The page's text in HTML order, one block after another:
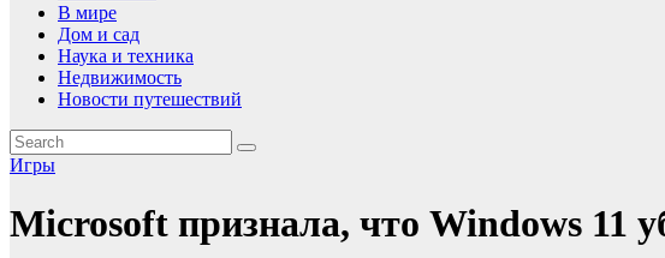
В мире
Дом и сад
Наука и техника
Недвижимость
Новости путешествий
Игры
Microsoft признала, что Windows 11